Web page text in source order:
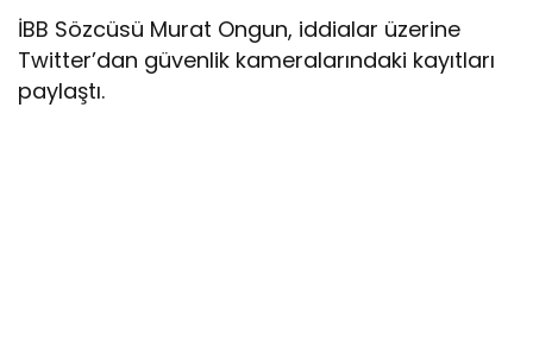
İBB Sözcüsü Murat Ongun, iddialar üzerine
Twitter’dan güvenlik kameralarındaki kayıtları
paylaştı.